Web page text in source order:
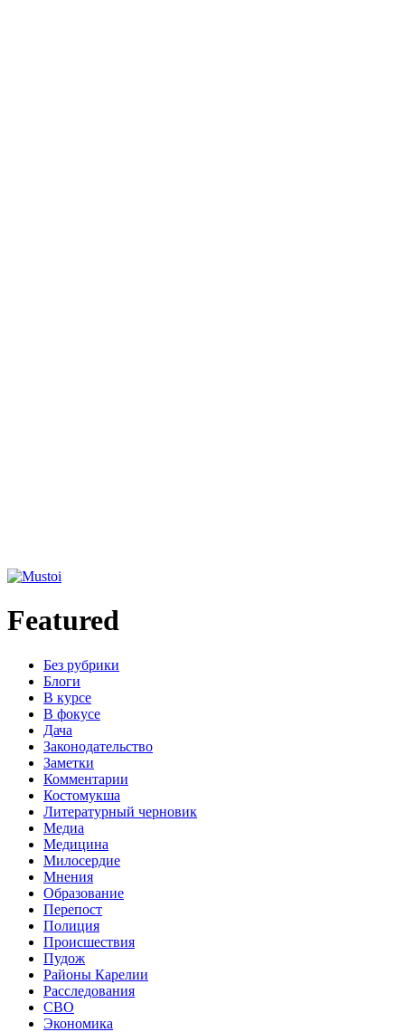
Featured
Без рубрики
Блоги
В курсе
В фокусе
Дача
Законодательство
Заметки
Комментарии
Костомукша
Литературный черновик
Медиа
Медицина
Милосердие
Мнения
Образование
Перепост
Полиция
Происшествия
Пудож
Районы Карелии
Расследования
СВО
Экономика